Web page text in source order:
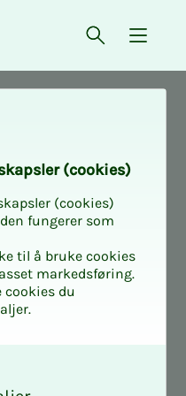
Åpne søk
{
fra NITO
(cookies)
(cookies)
fungerer som
til å bruke cookies
markedsføring.
cookies du